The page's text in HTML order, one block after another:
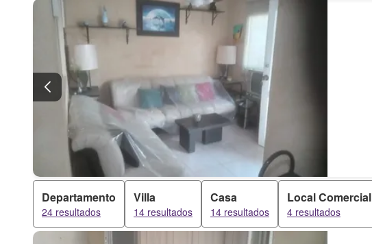
Departamento
24 resultados
Villa
14 resultados
Casa
14 resultados
Local Comercial
4 resultados